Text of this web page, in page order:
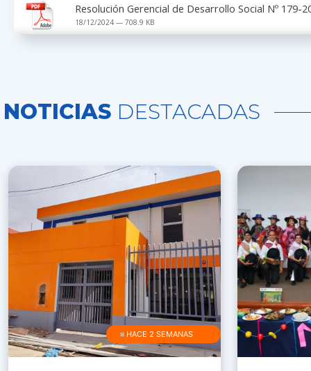
Resolución Gerencial de Desarrollo Social Nº 179-
18/12/2024 — 708.9 KB
NOTICIAS DESTACADAS
≡ HACE 2 SEMANAS